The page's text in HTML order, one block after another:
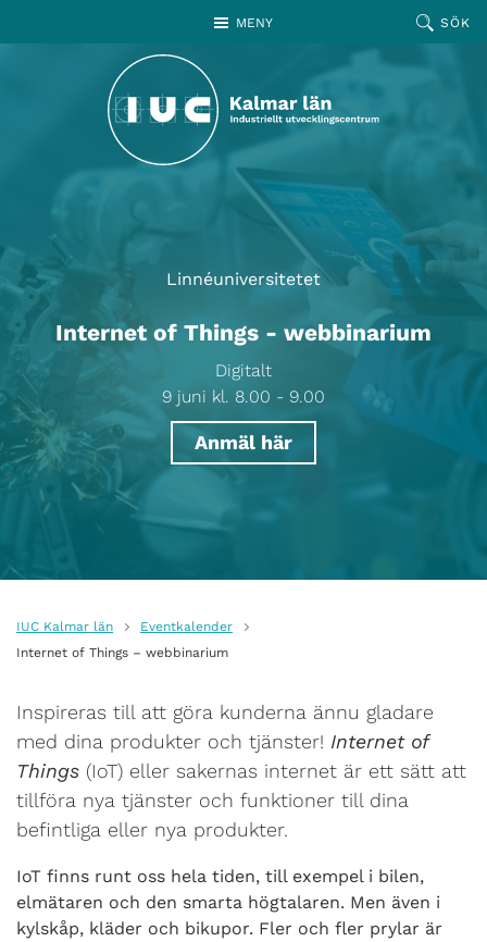
MENY SÖK
Linnéuniversitetet
Internet of Things - webbinarium
Digitalt
9 juni kl. 8.00 - 9.00
Anmäl här
IUC Kalmar län
Eventkalender
Internet of Things – webbinarium
Inspireras till att göra kunderna ännu gladare
med dina produkter och tjänster! Internet of
Things (IoT) eller sakernas internet är ett sätt att
tillföra nya tjänster och funktioner till dina
befintliga eller nya produkter.
IoT finns runt oss hela tiden, till exempel i bilen,
elmätaren och den smarta högtalaren. Men även i
kylskåp, kläder och bikupor. Fler och fler prylar är